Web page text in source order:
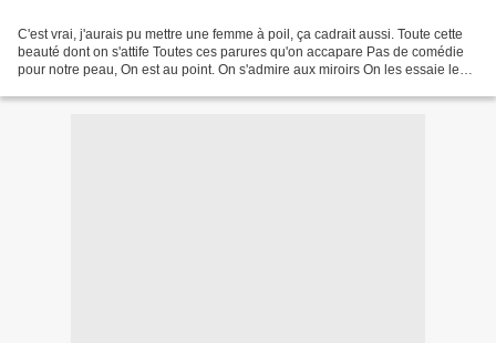
C'est vrai, j'aurais pu mettre une femme à poil, ça cadrait aussi. Toute cette
beauté dont on s'attife Toutes ces parures qu'on accapare Pas de comédie
pour notre peau, On est au point. On s'admire aux miroirs On les essaie les